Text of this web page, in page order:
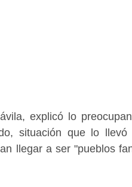
explicó lo
situación que lo
llegar a ser "pueblos